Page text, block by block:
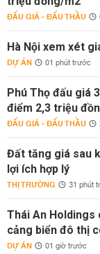
ĐẤU GIÁ - ĐẤU THẦU
Hà Nội xem xét
DỰ ÁN 01 phút trước
Phú Thọ đấu giá
điểm 2,3 triệu
ĐẤU GIÁ - ĐẤU THẦU
Đất tăng giá sau
lợi ích hợp lý
THỊ TRƯỜNG 31 phút
Thái An Holdings
cảng biển đô thị
DỰ ÁN 01 giờ trước